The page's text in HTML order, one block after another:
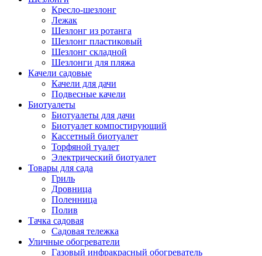
Кресло-шезлонг
Лежак
Шезлонг из ротанга
Шезлонг пластиковый
Шезлонг складной
Шезлонги для пляжа
Качели садовые
Качели для дачи
Подвесные качели
Биотуалеты
Биотуалеты для дачи
Биотуалет компостирующий
Кассетный биотуалет
Торфяной туалет
Электрический биотуалет
Товары для сада
Гриль
Дровница
Поленница
Полив
Тачка садовая
Садовая тележка
Уличные обогреватели
Газовый инфракрасный обогреватель